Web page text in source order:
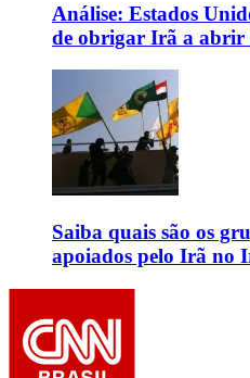
Análise: Estados
de obrigar Irã a abrir
Saiba quais são os
apoiados pelo Irã no